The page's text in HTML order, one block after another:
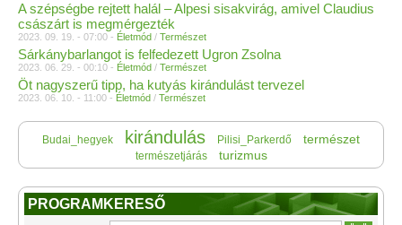
A szépségbe rejtett halál – Alpesi sisakvirág, amivel Claudius
császárt is megmérgezték
2023. 09. 19. - 07:00 - Életmód / Természet
Sárkánybarlangot is felfedezett Ugron Zsolna
2023. 06. 29. - 00:10 - Életmód / Természet
Öt nagyszerű tipp, ha kutyás kirándulást tervezel
2023. 06. 10. - 11:00 - Életmód / Természet
Budai_hegyek kirándulás Pilisi_Parkerdő természet
természetjárás turizmus
PROGRAMKERESŐ